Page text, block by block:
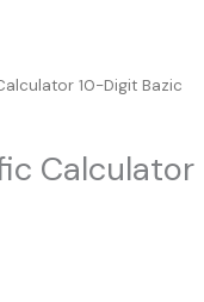
10-Digit Bazic
Calculator